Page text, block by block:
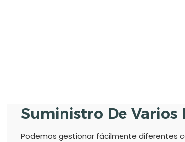
Suministro De Varios
Podemos gestionar fácilmente diferentes